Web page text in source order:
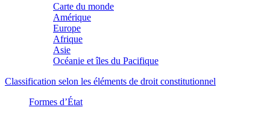
Carte du monde
Amérique
Europe
Afrique
Asie
Océanie et îles du Pacifique
Classification selon les éléments de droit constitutionnel
Formes d’État